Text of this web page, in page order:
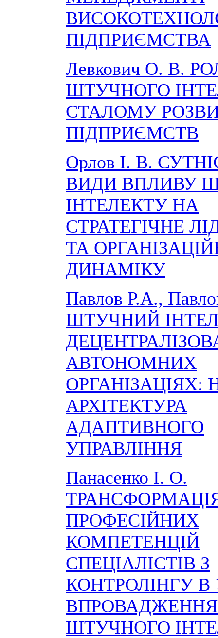
ПІДПРИЄМСТВА
Левкович О. В.
ШТУЧНОГО
СТАЛОМУ
ПІДПРИЄМСТВ
Орлов І. В.
ВИДИ ВПЛИВУ
ІНТЕЛЕКТУ НА
СТРАТЕГІЧНЕ
ТА
ДИНАМІКУ
Павлов Р.А.,
ШТУЧНИЙ
АВТОНОМНИХ
ОРГАНІЗАЦІЯХ:
АРХІТЕКТУРА
АДАПТИВНОГО
УПРАВЛІННЯ
Панасенко І. О.
ПРОФЕСІЙНИХ
КОМПЕТЕНЦІЙ
СПЕЦІАЛІСТІВ З
КОНТРОЛІНГУ
ВПРОВАДЖЕННЯ
ШТУЧНОГО